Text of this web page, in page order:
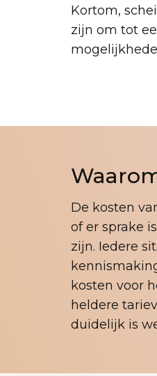
Kortom,
zijn om tot
De kosten
of er sprake
zijn. Iedere
kosten voor
heldere
duidelijk is